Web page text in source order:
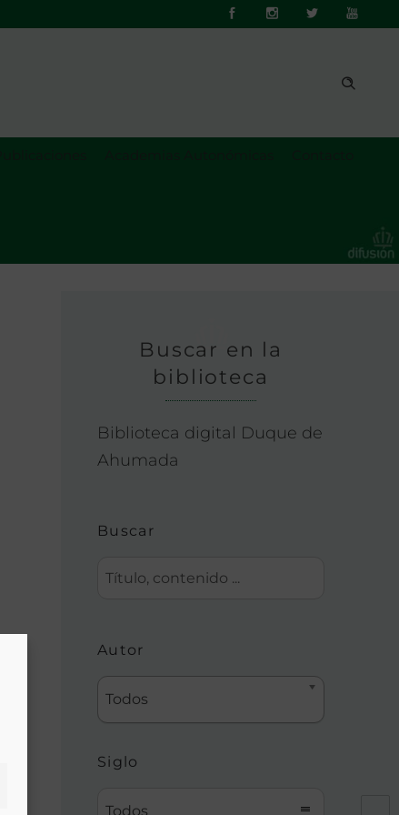
Buscar en la
biblioteca
Biblioteca digital Duque de
Ahumada
Buscar
Autor
Todos
Siglo
Todos